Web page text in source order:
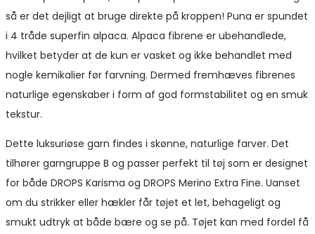
så er det dejligt at bruge direkte på kroppen! Puna er spundet
i 4 tråde superfin alpaca. Alpaca fibrene er ubehandlede,
hvilket betyder at de kun er vasket og ikke behandlet med
nogle kemikalier før farvning. Dermed fremhæves fibrenes
naturlige egenskaber i form af god formstabilitet og en smuk
tekstur.
Dette luksuriøse garn findes i skønne, naturlige farver. Det
tilhører garngruppe B og passer perfekt til tøj som er designet
for både DROPS Karisma og DROPS Merino Extra Fine. Uanset
om du strikker eller hækler får tøjet et let, behageligt og
smukt udtryk at både bære og se på. Tøjet kan med fordel få